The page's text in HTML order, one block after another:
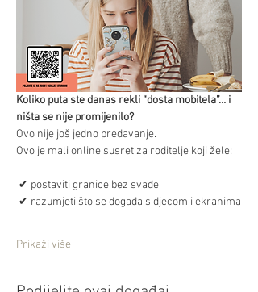
Koliko puta ste danas rekli “dosta mobitela”… i
ništa se nije promijenilo?
Ovo nije još jedno predavanje.
Ovo je mali online susret za roditelje koji žele:
✔ postaviti granice bez svađe
✔ razumjeti što se događa s djecom i ekranima
Prikaži više